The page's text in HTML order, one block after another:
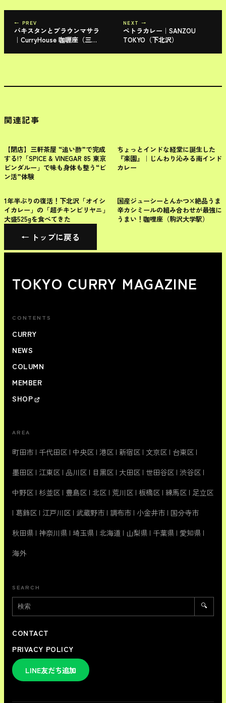
← PREV
パキスタンとプラウンマサラ
｜CurryHouse 咖喱座（三軒
NEXT →
ペトラカレー｜SANZOU
TOKYO（下北沢）
関連記事
世田谷区
【閉店】三軒茶屋 “追い酢”で完成
する!?「SPICE & VINEGAR 85 東京
ビンダルー」で味も身体も整う“ビ
ン活”体験
世田谷区
ちょっとインドな経堂に誕生した
『楽園』｜じんわり沁みる南インド
カレー
世田谷区
1年半ぶりの復活！下北沢「オイシ
イカレー」の「超チキンビリヤニ」
大盛525gを食べてきた
世田谷区
国産ジューシーとんかつ×絶品うま
辛カシミールの組み合わせが最強に
うまい！咖哩座（駒沢大学駅）
← トップに戻る
TOKYO CURRY MAGAZINE
CONTENTS
CURRY
NEWS
COLUMN
MEMBER
SHOP
AREA
町田市 | 千代田区 | 中央区 | 港区 | 新宿区 | 文京区 | 台東区 |
墨田区 | 江東区 | 品川区 | 目黒区 | 大田区 | 世田谷区 | 渋谷区 |
中野区 | 杉並区 | 豊島区 | 北区 | 荒川区 | 板橋区 | 練馬区 | 足立区
| 葛飾区 | 江戸川区 | 武蔵野市 | 調布市 | 小金井市 | 国分寺市
秋田県 | 神奈川県 | 埼玉県 | 北海道 | 山梨県 | 千葉県 | 愛知県 |
海外
SEARCH
🔍
CONTACT
PRIVACY POLICY
LINE友だち追加